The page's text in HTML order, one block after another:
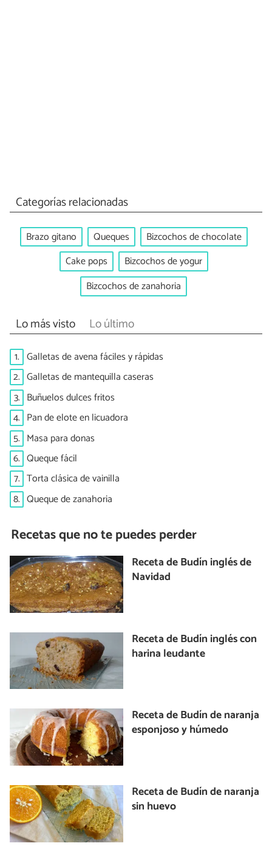
Categorías relacionadas
Brazo gitano Queques
Bizcochos de chocolate
Cake pops
Bizcochos de yogur
Bizcochos de zanahoria
Lo más visto Lo último
1. Galletas de avena fáciles y rápidas
2. Galletas de mantequilla caseras
3. Buñuelos dulces fritos
4. Pan de elote en licuadora
5. Masa para donas
6. Queque fácil
7. Torta clásica de vainilla
8. Queque de zanahoria
Recetas que no te puedes perder
Receta de Budín inglés de
Navidad
Receta de Budín inglés con
harina leudante
Receta de Budín de naranja
esponjoso y húmedo
Receta de Budín de naranja
sin huevo